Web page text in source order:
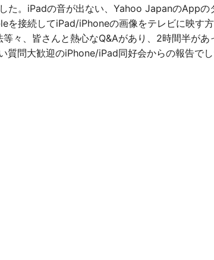
た。iPadの音が出ない、Yahoo JapanのAppの
接続してiPad/iPhoneの画像をテレビに映す方
々、皆さんと熱心なQ&Aがあり、2時間半があ
質問大歓迎のiPhone/iPad同好会からの報告でし